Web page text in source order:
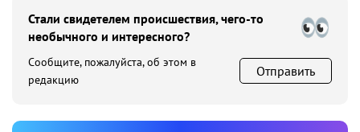
Стали свидетелем происшествия, чего-то
необычного и интересного?
Сообщите, пожалуйста, об этом в
редакцию
Отправить